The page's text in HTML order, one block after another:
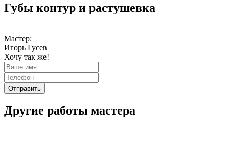
Губы контур и растушевка
Мастер:
Игорь Гусев
Хочу так же!
Отправить
Другие работы мастера